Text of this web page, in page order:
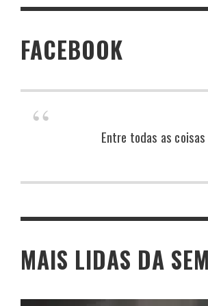
FACEBOOK
Entre todas as coisas
MAIS LIDAS DA